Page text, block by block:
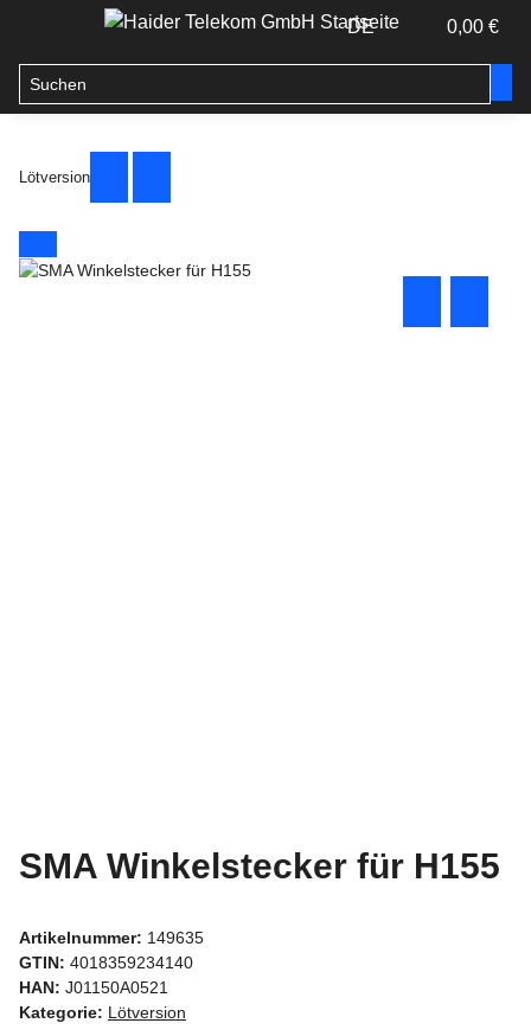
DE 0,00 €
Lötversion
SMA Winkelstecker für H155
Artikelnummer: 149635
GTIN: 4018359234140
HAN: J01150A0521
Kategorie: Lötversion